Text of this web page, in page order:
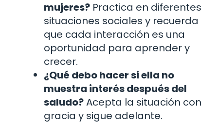
mujeres? Practica en diferentes
situaciones sociales y recuerda
que cada interacción es una
oportunidad para aprender y
crecer.
¿Qué debo hacer si ella no
muestra interés después del
saludo?Acepta la situación con
gracia y sigue adelante.